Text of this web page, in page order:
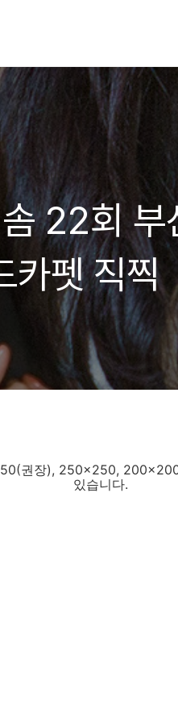
22회 부
카펫 직찍
권장), 250x250, 200x200
있습니다.